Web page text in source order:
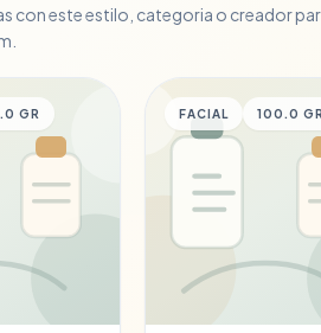
con este estilo, categoria o creador
GR FACIAL 100.0 GR